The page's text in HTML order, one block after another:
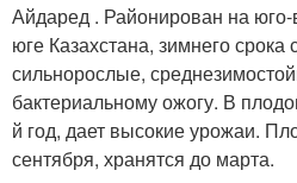
Айдаред . Районирован на
юге Казахстана, зимнего
сильнорослые,
бактериальному ожогу. В
й год, дает высокие урожаи.
сентября, хранятся до марта.